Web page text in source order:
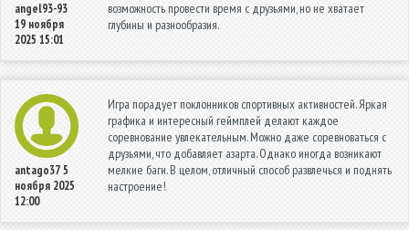
angel93-93
19 ноября
2025 15:01
возможность провести время с друзьями, но не хватает
глубины и разнообразия.
antago375
ноября 2025
12:00
Игра порадует поклонников спортивных активностей. Яркая
графика и интересный геймплей делают каждое
соревнование увлекательным. Можно даже соревноваться с
друзьями, что добавляет азарта. Однако иногда возникают
мелкие баги. В целом, отличный способ развлечься и поднять
настроение!